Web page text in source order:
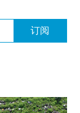
订阅